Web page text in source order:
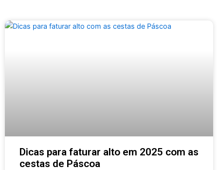
Dicas para faturar alto em 2025 com as
cestas de Páscoa